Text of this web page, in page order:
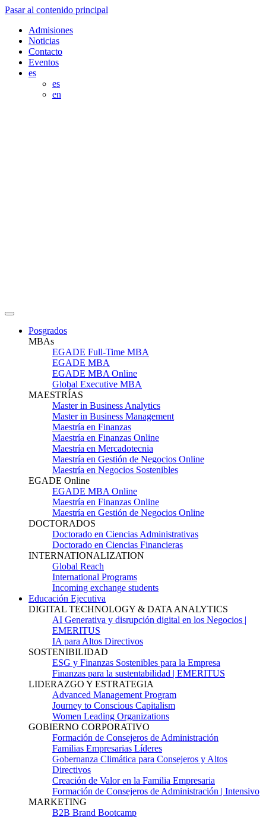
Pasar al contenido principal
Admisiones
Noticias
Contacto
Eventos
es
es
en
Posgrados
MBAs
EGADE Full-Time MBA
EGADE MBA
EGADE MBA Online
Global Executive MBA
MAESTRÍAS
Master in Business Analytics
Master in Business Management
Maestría en Finanzas
Maestría en Finanzas Online
Maestría en Mercadotecnia
Maestría en Gestión de Negocios Online
Maestría en Negocios Sostenibles
EGADE Online
EGADE MBA Online
Maestría en Finanzas Online
Maestría en Gestión de Negocios Online
DOCTORADOS
Doctorado en Ciencias Administrativas
Doctorado en Ciencias Financieras
INTERNATIONALIZATION
Global Reach
International Programs
Incoming exchange students
Educación Ejecutiva
DIGITAL TECHNOLOGY & DATA ANALYTICS
AI Generativa y disrupción digital en los Negocios |
EMERITUS
IA para Altos Directivos
SOSTENIBILIDAD
ESG y Finanzas Sostenibles para la Empresa
Finanzas para la sustentabilidad | EMERITUS
LIDERAZGO Y ESTRATEGIA
Advanced Management Program
Journey to Conscious Capitalism
Women Leading Organizations
GOBIERNO CORPORATIVO
Formación de Consejeros de Administración
Familias Empresarias Líderes
Gobernanza Climática para Consejeros y Altos
Directivos
Creación de Valor en la Familia Empresaria
Formación de Consejeros de Administración | Intensivo
MARKETING
B2B Brand Bootcamp